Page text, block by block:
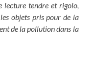
lecture tendre et rigolo,
objets pris pour de la
de la pollution dans la